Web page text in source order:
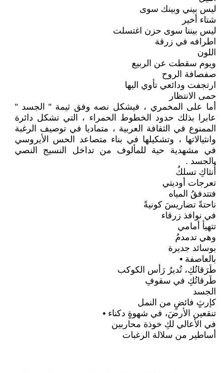
ليس بيني وبينك سوى
شتاء أخير
ليس بيننا سوى حزن اغتسلت
اطرافه في زرقة
اللون
ويوم سقطت عن الربيع
صفصافة الروح
ارتجفت ودائعي تأوي اليها
حمى الانتظار
أما على المخمري ، فيشكل نصه وفق ثيمة " الجسد "
عابرا بذلك حدود الخطوط الحمراء ، التي تشكل دائرة
الممنوع في الثقافة العربية ، متماديا في توصيف الرغبة
وانثيالاتها ، وتشكيلها في بناء متصاعد الحس الأيروسي
في مشهدية حية للمألوف من تداخل النسيج النصي
بالجسد .
أُنثاكِ تسلكُ
تعرجات أوديتي
فتتدفقُ المياه
ناحتةً تضاريسَ كونيةً
في نوافذ زرقاء
تتهيأ أمامي
وهي تدمدمُ
بوسائد جديرة
بالعاصفة •
طَرَقاتُكِ، تُديرُ رَأس الكوكب
طَرقاتُكِ في سقوفِ
الجسد
كإرثٍ فائضٍ من النمل
تنقعين الأرضَ، في شهوةٍ دكناء •
في الأعالي لكِ خوذة محاربين
أساطير من سلالة الرغبات